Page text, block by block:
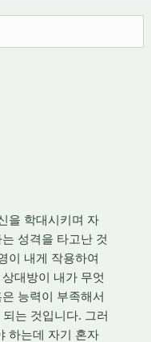
을 학대시키며 자
성격을 타고난 것
이 내게 작용하여
대방이 내가 무엇
능력이 부족해서
는 것입니다. 그러
하는데 자기 혼자